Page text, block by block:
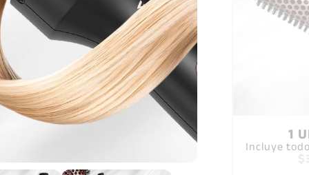
1
Incluye